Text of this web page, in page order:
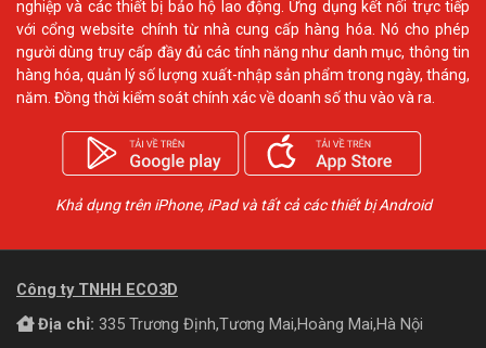
nghiệp và các thiết bị bảo hộ lao động. Ứng dụng kết nối trực tiếp
với cổng website chính từ nhà cung cấp hàng hóa. Nó cho phép
người dùng truy cấp đầy đủ các tính năng như danh mục, thông tin
hàng hóa, quản lý số lượng xuất-nhập sản phẩm trong ngày, tháng,
năm. Đồng thời kiểm soát chính xác về doanh số thu vào và ra.
Khả dụng trên iPhone, iPad và tất cả các thiết bị Android
Công ty TNHH ECO3D
Địa chỉ: 335 Trương Định,Tương Mai,Hoàng Mai,Hà Nội